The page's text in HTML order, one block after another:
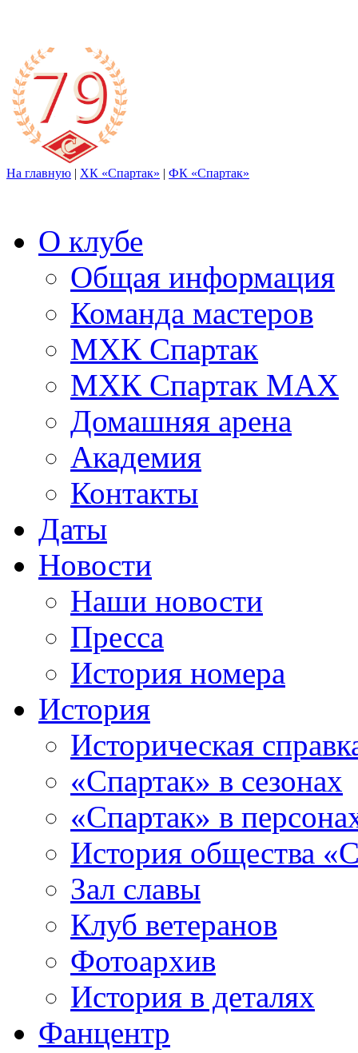
На главную | ХК «Спартак» | ФК «Спартак»
О клубе
Общая информация
Команда мастеров
МХК Спартак
МХК Спартак МАХ
Домашняя арена
Академия
Контакты
Даты
Новости
Наши новости
Пресса
История номера
История
Историческая
«Спартак» в сезонах
«Спартак» в
История общества
Зал славы
Клуб ветеранов
Фотоархив
История в деталях
Фанцентр